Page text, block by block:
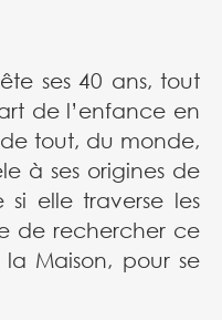
ses 40 ans, tout
de l’enfance en
tout, du monde,
à ses origines de
si elle traverse les
de rechercher ce
Maison, pour se